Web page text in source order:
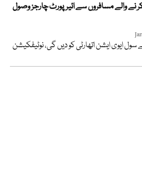
نے والے مسافروں سے ائیرپورٹ چارجز وصول
ایوی ایشن اتھارٹی کو دیں گی، نوٹیفکیشن